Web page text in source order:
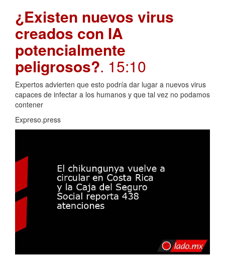
¿Existen nuevos virus
creados con IA
potencialmente
peligrosos?. 15:10
Expertos advierten que esto podría dar lugar a nuevos virus
capaces de infectar a los humanos y que tal vez no podamos
contener
Expreso.press